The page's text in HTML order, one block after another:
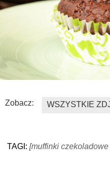
Zobacz: WSZYSTKIE
TAGI: [muffinki